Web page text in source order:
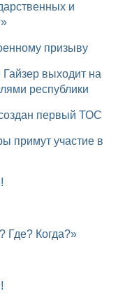
и
призыву
республики
создан первый ТОС
Где? Когда?»